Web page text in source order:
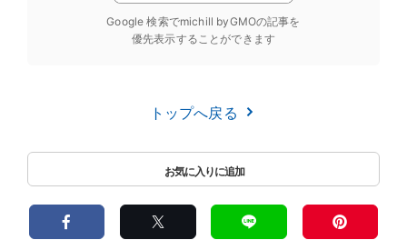
Google 検索でmichill byGMOの記事を
優先表示することができます
トップへ戻る